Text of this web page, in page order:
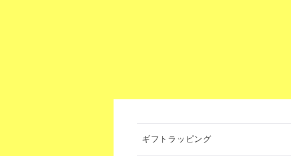
ギフトラッピング